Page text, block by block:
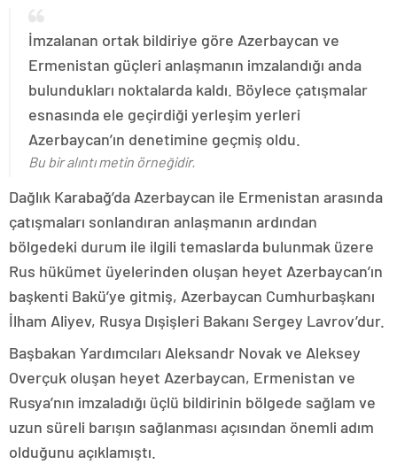
İmzalanan ortak bildiriye göre Azerbaycan ve
Ermenistan güçleri anlaşmanın imzalandığı anda
bulundukları noktalarda kaldı. Böylece çatışmalar
esnasında ele geçirdiği yerleşim yerleri
Azerbaycan’ın denetimine geçmiş oldu.
Bu bir alıntı metin örneğidir.
Dağlık Karabağ’da Azerbaycan ile Ermenistan arasında
çatışmaları sonlandıran anlaşmanın ardından
bölgedeki durum ile ilgili temaslarda bulunmak üzere
Rus hükümet üyelerinden oluşan heyet Azerbaycan’ın
başkenti Bakü’ye gitmiş, Azerbaycan Cumhurbaşkanı
İlham Aliyev, Rusya Dışişleri Bakanı Sergey Lavrov’dur.
Başbakan Yardımcıları Aleksandr Novak ve Aleksey
Overçuk oluşan heyet Azerbaycan, Ermenistan ve
Rusya’nın imzaladığı üçlü bildirinin bölgede sağlam ve
uzun süreli barışın sağlanması açısından önemli adım
olduğunu açıklamıştı.